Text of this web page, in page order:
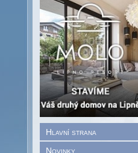
Hlavní strana
Novinky